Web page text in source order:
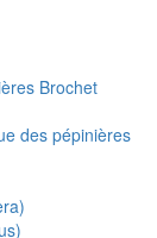
Brochet
des pépinières